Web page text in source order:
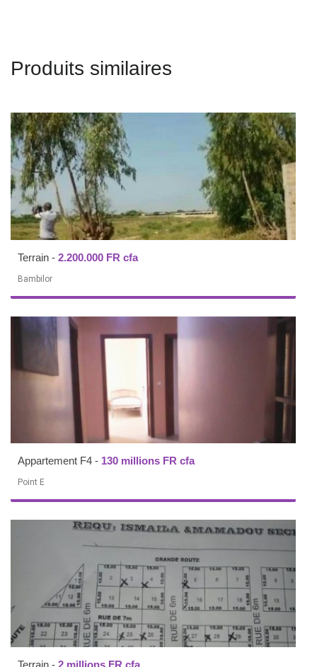
Produits similaires
Terrain - 2.200.000 FR cfa
Bambilor
Appartement F4 - 130 millions FR cfa
Point E
Terrain - 2 millions FR cfa